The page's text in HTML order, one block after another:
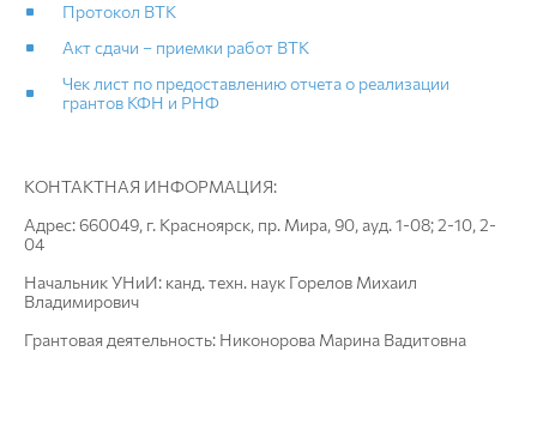
Протокол ВТК
Акт сдачи – приемки работ ВТК
Чек лист по предоставлению отчета о реализации
грантов КФН и РНФ
КОНТАКТНАЯ ИНФОРМАЦИЯ:
Адрес: 660049, г. Красноярск, пр. Мира, 90, ауд. 1-08; 2-10, 2-
04
Начальник УНиИ: канд. техн. наук Горелов Михаил
Владимирович
Грантовая деятельность: Никонорова Марина Вадитовна